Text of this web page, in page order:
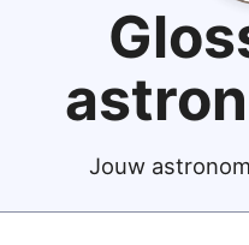
Jouw